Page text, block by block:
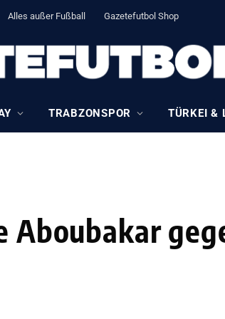
Alles außer Fußball Gazetefutbol Shop
TRABZONSPOR TÜRKEI &
Aboubakar